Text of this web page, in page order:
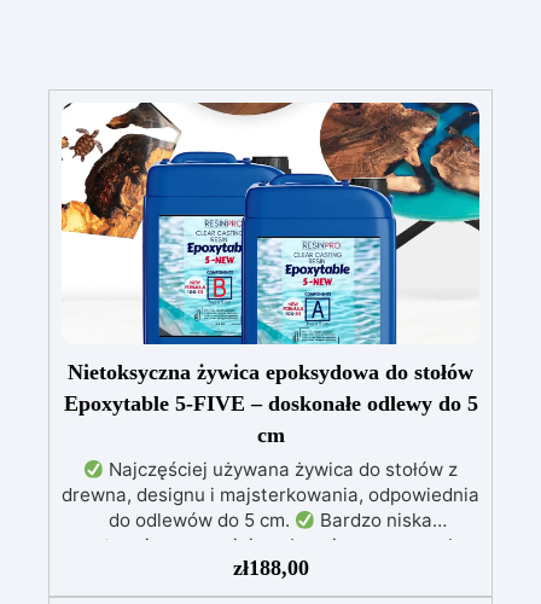
Nietoksyczna żywica epoksydowa do stołów
Epoxytable 5-FIVE – doskonałe odlewy do 5
cm
Najczęściej używana żywica do stołów z
drewna, designu i majsterkowania, odpowiednia
do odlewów do 5 cm.
Bardzo niska
egzotermia zapewniająca bezpieczną pracę bez
Odporna na zarysowania i
żółknięcie dzięki filtrom UV i wysokiej jakości
zł188,00